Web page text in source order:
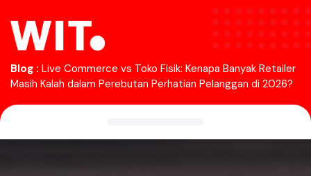
Blog : Live Commerce vs Toko Fisik: Kenapa Banyak Retailer
Masih Kalah dalam Perebutan Perhatian Pelanggan di 2026?